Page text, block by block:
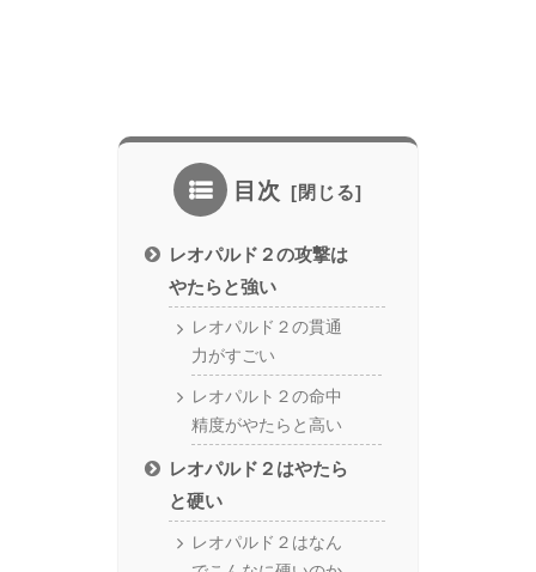
目次
レオパルド２の攻撃は
やたらと強い
レオパルド２の貫通
力がすごい
レオパルト２の命中
精度がやたらと高い
レオパルド２はやたら
と硬い
レオパルド２はなん